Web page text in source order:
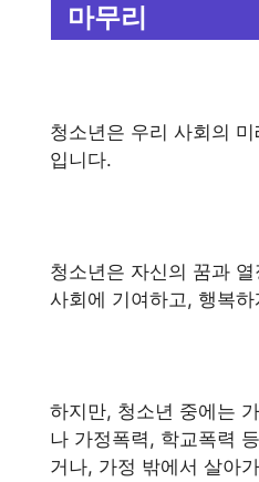
마무리
청소년은 우리 사회의
입니다.
청소년은 자신의 꿈과
사회에 기여하고, 행복
하지만, 청소년 중에는
나 가정폭력, 학교폭력
거나, 가정 밖에서 살아